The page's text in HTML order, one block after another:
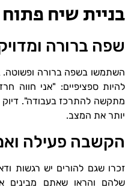
בניית שיח
שפה ברורה
השתמשו בשפה ברורה ופשוטה.
להיות ספציפיים: "אני חווה
מתקשה להתרכז בעבודה". דיוק
יותר את המצב.
הקשבה פעילה
זכרו שגם להורים יש רגשות
שלהם והראו שאתם מבינים